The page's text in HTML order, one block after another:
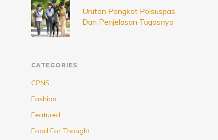
Urutan Pangkat Polsuspas
Dan Penjelasan Tugasnya
CATEGORIES
CPNS
Fashion
Featured
Food For Thought